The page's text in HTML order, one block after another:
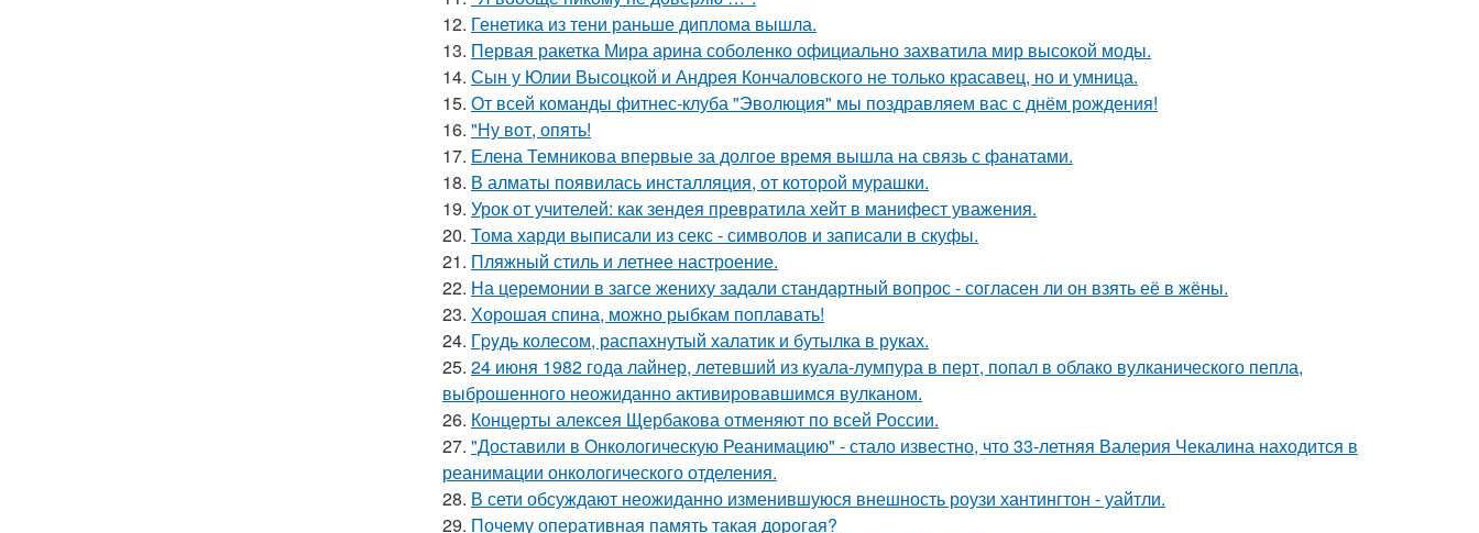
12. Генетика из тени раньше диплома вышла.
13. Первая ракетка Мира арина соболенко официально захватила мир высокой моды.
14. Сын у Юлии Высоцкой и Андрея Кончаловского не только красавец, но и умница.
15. От всей команды фитнес-клуба "Эволюция" мы поздравляем вас с днём рождения!
16. "Ну вот, опять!
17. Елена Темникова впервые за долгое время вышла на связь с фанатами.
18. В алматы появилась инсталляция, от которой мурашки.
19. Урок от учителей: как зендея превратила хейт в манифест уважения.
20. Тома харди выписали из секс - символов и записали в скуфы.
21. Пляжный стиль и летнее настроение.
22. На церемонии в загсе жениху задали стандартный вопрос - согласен ли он взять её в жёны.
23. Хорошая спина, можно рыбкам поплавать!
24. Гpyдь колесом, распахнутый халатик и бутылка в руках.
25. 24 июня 1982 года лайнер, летевший из куала-лумпура в перт, попал в облако вулканического пепла,
выброшенного неожиданно активировавшимся вулканом.
26. Концерты алексея Щербакова отменяют по всей России.
27. "Доставили в Онкологическую Реанимацию" - стало известно, что 33-летняя Валерия Чекалина находится в
реанимации онкологического отделения.
28. В сети обсуждают неожиданно изменившуюся внешность роузи хантингтон - уайтли.
29. Почему оперативная память такая дорогая?